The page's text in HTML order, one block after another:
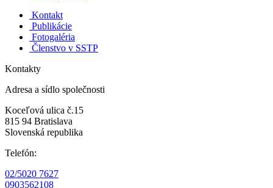
Kontakt
Publikácie
Fotogaléria
Členstvo v SSTP
Kontakty
Adresa a sídlo společnosti
Koceľová ulica č.15
815 94 Bratislava
Slovenská republika
Telefón:
02/5020 7627
0903562108